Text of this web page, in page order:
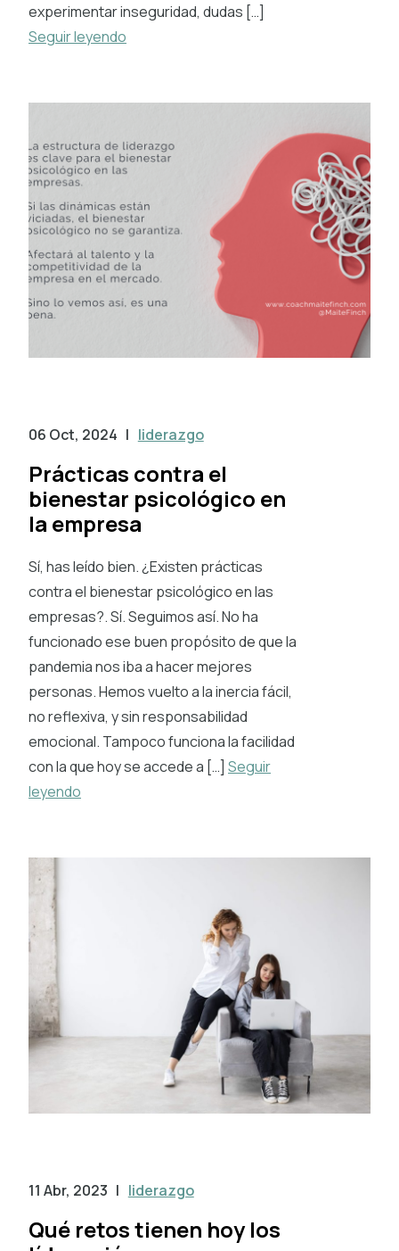
experimentar inseguridad, dudas […]
Seguir leyendo
06 Oct, 2024 | liderazgo
Prácticas contra el
bienestar psicológico en
la empresa
Sí, has leído bien. ¿Existen prácticas
contra el bienestar psicológico en las
empresas?. Sí. Seguimos así. No ha
funcionado ese buen propósito de que la
pandemia nos iba a hacer mejores
personas. Hemos vuelto a la inercia fácil,
no reflexiva, y sin responsabilidad
emocional. Tampoco funciona la facilidad
con la que hoy se accede a […] Seguir
leyendo
11 Abr, 2023 | liderazgo
Qué retos tienen hoy los